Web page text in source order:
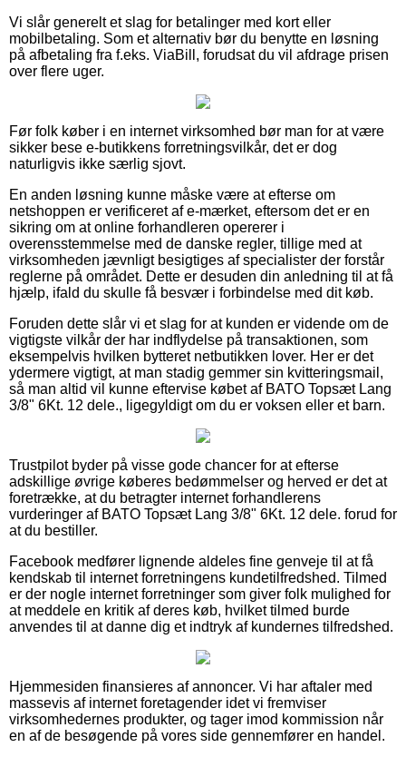
Vi slår generelt et slag for betalinger med kort eller
mobilbetaling. Som et alternativ bør du benytte en løsning
på afbetaling fra f.eks. ViaBill, forudsat du vil afdrage prisen
over flere uger.
Før folk køber i en internet virksomhed bør man for at være
sikker bese e-butikkens forretningsvilkår, det er dog
naturligvis ikke særlig sjovt.
En anden løsning kunne måske være at efterse om
netshoppen er verificeret af e-mærket, eftersom det er en
sikring om at online forhandleren opererer i
overensstemmelse med de danske regler, tillige med at
virksomheden jævnligt besigtiges af specialister der forstår
reglerne på området. Dette er desuden din anledning til at få
hjælp, ifald du skulle få besvær i forbindelse med dit køb.
Foruden dette slår vi et slag for at kunden er vidende om de
vigtigste vilkår der har indflydelse på transaktionen, som
eksempelvis hvilken bytteret netbutikken lover. Her er det
ydermere vigtigt, at man stadig gemmer sin kvitteringsmail,
så man altid vil kunne eftervise købet af BATO Topsæt Lang
3/8" 6Kt. 12 dele., ligegyldigt om du er voksen eller et barn.
Trustpilot byder på visse gode chancer for at efterse
adskillige øvrige køberes bedømmelser og herved er det at
foretrække, at du betragter internet forhandlerens
vurderinger af BATO Topsæt Lang 3/8" 6Kt. 12 dele. forud for
at du bestiller.
Facebook medfører lignende aldeles fine genveje til at få
kendskab til internet forretningens kundetilfredshed. Tilmed
er der nogle internet forretninger som giver folk mulighed for
at meddele en kritik af deres køb, hvilket tilmed burde
anvendes til at danne dig et indtryk af kundernes tilfredshed.
Hjemmesiden finansieres af annoncer. Vi har aftaler med
massevis af internet foretagender idet vi fremviser
virksomhedernes produkter, og tager imod kommission når
en af de besøgende på vores side gennemfører en handel.